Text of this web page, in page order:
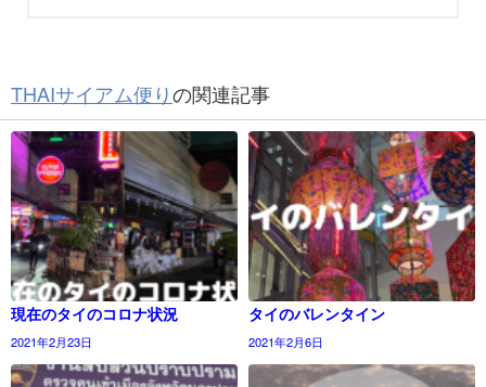
THAIサイアム便りの関連記事
現在のタイのコロナ状況
2021年2月23日
タイのバレンタイン
2021年2月6日